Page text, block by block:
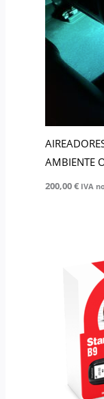
AMBIENTE
200,00€ IVA
variantes.
opciones